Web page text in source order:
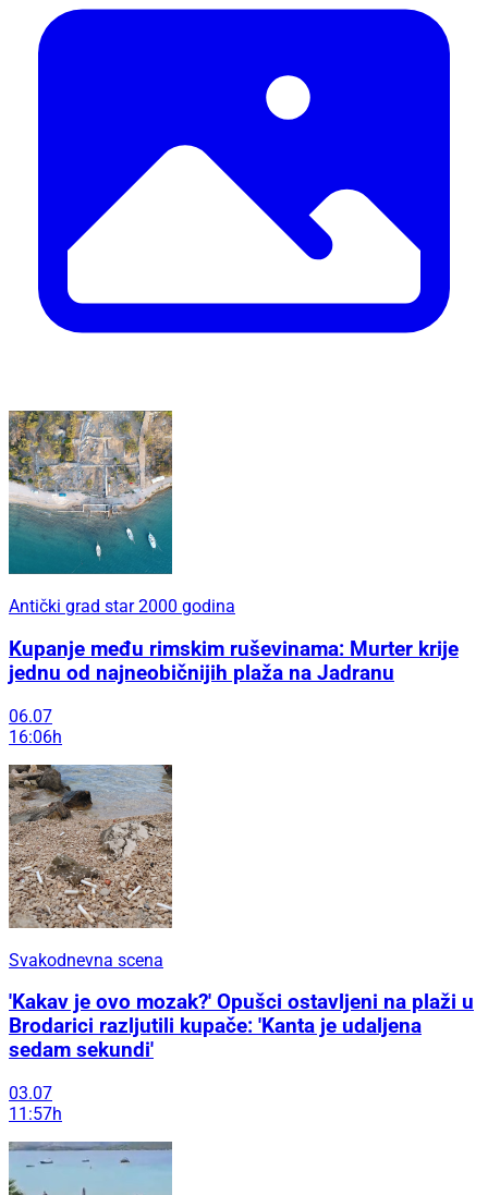
Antički grad star 2000 godina
Kupanje među rimskim ruševinama: Murter krije
jednu od najneobičnijih plaža na Jadranu
06.07
16:06h
Svakodnevna scena
'Kakav je ovo mozak?' Opušci ostavljeni na plaži u
Brodarici razljutili kupače: 'Kanta je udaljena
sedam sekundi'
03.07
11:57h